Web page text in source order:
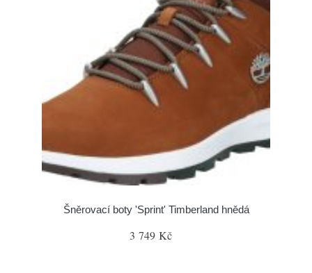
Šněrovací boty 'Sprint' Timberland hnědá
3 749 Kč